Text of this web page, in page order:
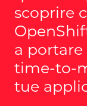
scoprire
a
time-to-
tue